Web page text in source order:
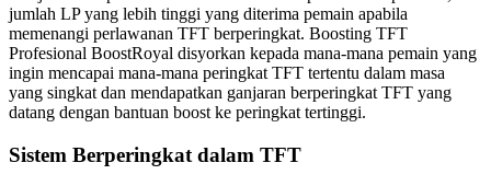
jumlah LP yang lebih tinggi yang diterima pemain apabila
memenangi perlawanan TFT berperingkat. Boosting TFT
Profesional BoostRoyal disyorkan kepada mana-mana pemain yang
ingin mencapai mana-mana peringkat TFT tertentu dalam masa
yang singkat dan mendapatkan ganjaran berperingkat TFT yang
datang dengan bantuan boost ke peringkat tertinggi.
Sistem Berperingkat dalam TFT